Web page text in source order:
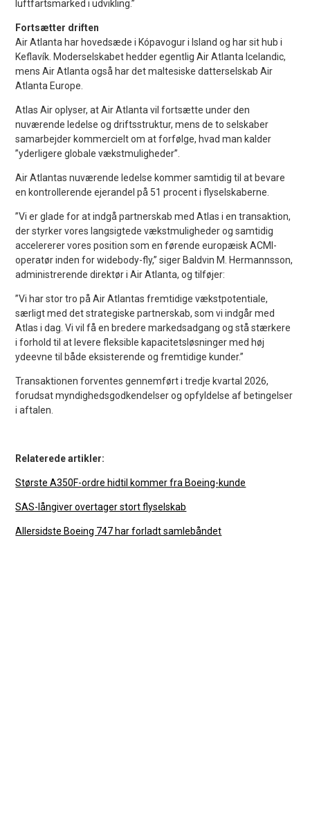
luftfartsmarked i udvikling.”
Fortsætter driften
Air Atlanta har hovedsæde i Kópavogur i Island og har sit hub i
Keflavík. Moderselskabet hedder egentlig Air Atlanta Icelandic,
mens Air Atlanta også har det maltesiske datterselskab Air
Atlanta Europe.
Atlas Air oplyser, at Air Atlanta vil fortsætte under den
nuværende ledelse og driftsstruktur, mens de to selskaber
samarbejder kommercielt om at forfølge, hvad man kalder
”yderligere globale vækstmuligheder”.
Air Atlantas nuværende ledelse kommer samtidig til at bevare
en kontrollerende ejerandel på 51 procent i flyselskaberne.
”Vi er glade for at indgå partnerskab med Atlas i en transaktion,
der styrker vores langsigtede vækstmuligheder og samtidig
accelererer vores position som en førende europæisk ACMI-
operatør inden for widebody-fly,” siger Baldvin M. Hermannsson,
administrerende direktør i Air Atlanta, og tilføjer:
”Vi har stor tro på Air Atlantas fremtidige vækstpotentiale,
særligt med det strategiske partnerskab, som vi indgår med
Atlas i dag. Vi vil få en bredere markedsadgang og stå stærkere
i forhold til at levere fleksible kapacitetsløsninger med høj
ydeevne til både eksisterende og fremtidige kunder.”
Transaktionen forventes gennemført i tredje kvartal 2026,
forudsat myndighedsgodkendelser og opfyldelse af betingelser
i aftalen.
Relaterede artikler:
Største A350F-ordre hidtil kommer fra Boeing-kunde
SAS-långiver overtager stort flyselskab
Allersidste Boeing 747 har forladt samlebåndet